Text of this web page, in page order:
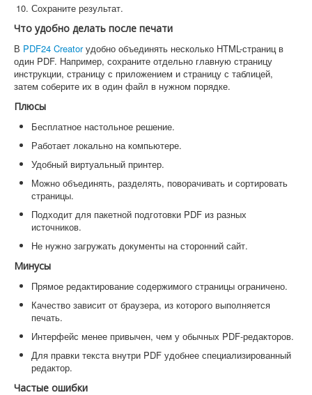
Сохраните результат.
Что удобно делать после печати
В PDF24 Creatorудобно объединять несколько HTML-страниц в
один PDF. Например, сохраните отдельно главную страницу
инструкции, страницу с приложением и страницу с таблицей,
затем соберите их в один файл в нужном порядке.
Плюсы
Бесплатное настольное решение.
Работает локально на компьютере.
Удобный виртуальный принтер.
Можно объединять, разделять, поворачивать и сортировать
страницы.
Подходит для пакетной подготовки PDF из разных
источников.
Не нужно загружать документы на сторонний сайт.
Минусы
Прямое редактирование содержимого страницы ограничено.
Качество зависит от браузера, из которого выполняется
печать.
Интерфейс менее привычен, чем у обычных PDF-редакторов.
Для правки текста внутри PDF удобнее специализированный
редактор.
Частые ошибки